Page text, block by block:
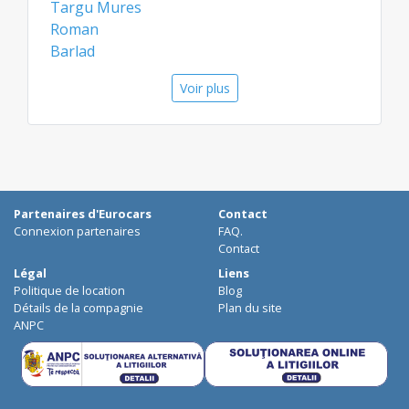
bas en matière de location de voiture avec
chauffeur, minibus ou tout autre moyen de
transport pour trouver la meilleure offre.
Targu Mures
Roman
Barlad
Odorheiu Secuiesc
Targu Mures Aéroport
Voir plus
Partenaires d'Eurocars
Connexion partenaires
Contact
FAQ.
Contact
Légal
Politique de location
Détails de la compagnie
ANPC
Liens
Blog
Plan du site